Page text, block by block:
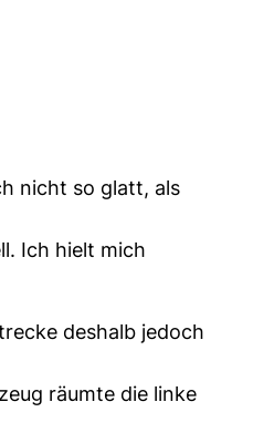
nicht so glatt, als
Ich hielt mich
deshalb jedoch
räumte die linke